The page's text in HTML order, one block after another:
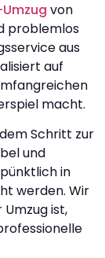
von
problemlos
aus
auf
macht.
Schritt zur
und
in
werden. Wir
ist,